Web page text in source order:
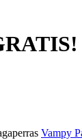
Vampy